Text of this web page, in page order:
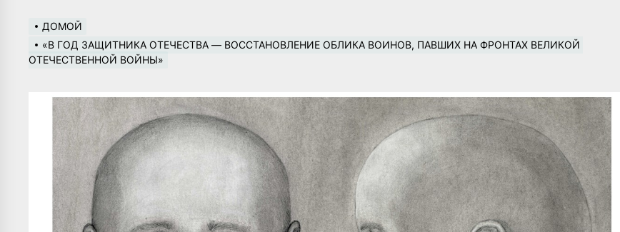
ДОМОЙ
«В ГОД ЗАЩИТНИКА ОТЕЧЕСТВА — ВОССТАНОВЛЕНИЕ ОБЛИКА ВОИНОВ, ПАВШИХ НА ФРОНТАХ ВЕЛИКОЙ
ОТЕЧЕСТВЕННОЙ ВОЙНЫ»